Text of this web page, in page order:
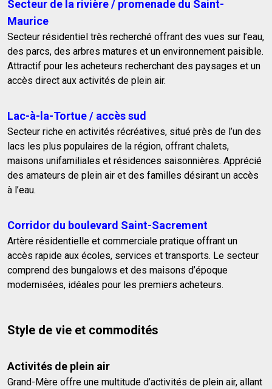
Secteur de la rivière / promenade du Saint-
Maurice
Secteur résidentiel très recherché offrant des vues sur l’eau,
des parcs, des arbres matures et un environnement paisible.
Attractif pour les acheteurs recherchant des paysages et un
accès direct aux activités de plein air.
Lac-à-la-Tortue / accès sud
Secteur riche en activités récréatives, situé près de l’un des
lacs les plus populaires de la région, offrant chalets,
maisons unifamiliales et résidences saisonnières. Apprécié
des amateurs de plein air et des familles désirant un accès
à l’eau.
Corridor du boulevard Saint-Sacrement
Artère résidentielle et commerciale pratique offrant un
accès rapide aux écoles, services et transports. Le secteur
comprend des bungalows et des maisons d’époque
modernisées, idéales pour les premiers acheteurs.
Style de vie et commodités
Activités de plein air
Grand-Mère offre une multitude d’activités de plein air, allant